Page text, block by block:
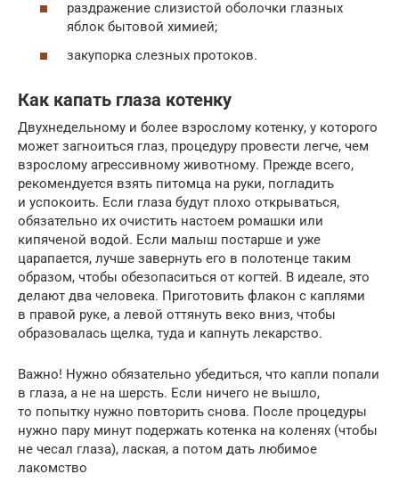
раздражение слизистой оболочки глазных
яблок бытовой химией;
закупорка слезных протоков.
Как капать глаза котенку
Двухнедельному и более взрослому котенку, у которого
может загноиться глаз, процедуру провести легче, чем
взрослому агрессивному животному. Прежде всего,
рекомендуется взять питомца на руки, погладить
и успокоить. Если глаза будут плохо открываться,
обязательно их очистить настоем ромашки или
кипяченой водой. Если малыш постарше и уже
царапается, лучше завернуть его в полотенце таким
образом, чтобы обезопаситься от когтей. В идеале, это
делают два человека. Приготовить флакон с каплями
в правой руке, а левой оттянуть веко вниз, чтобы
образовалась щелка, туда и капнуть лекарство.
Важно! Нужно обязательно убедиться, что капли попали
в глаза, а не на шерсть. Если ничего не вышло,
то попытку нужно повторить снова. После процедуры
нужно пару минут подержать котенка на коленях (чтобы
не чесал глаза), лаская, а потом дать любимое
лакомство